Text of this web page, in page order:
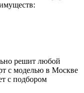
решит любой
с моделью в Москве
с подбором